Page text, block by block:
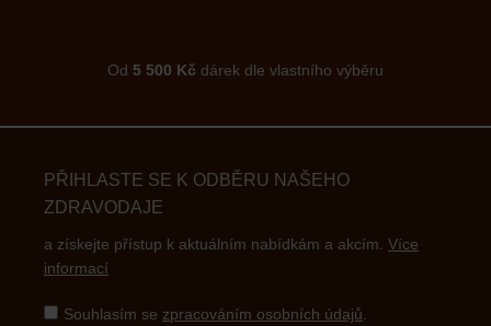
Od 5 500 Kč dárek dle vlastního výběru
PŘIHLASTE SE K ODBĚRU NAŠEHO
ZDRAVODAJE
a získejte přístup k aktuálním nabídkám a akcím. Více
informací
Souhlasím se zpracováním osobních údajů